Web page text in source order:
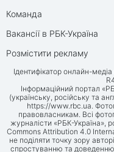
Команда
Вакансії в РБК-Україна
Розмістити рекламу
Ідентифікатор онлайн-
Інформаційний портал
(українську, російську та
https://www.rbc.ua.
правовласникам. Всі
журналісти «РБК-Україна»,
Commons Attribution 4.0
не поділяти точку зору
спростуванню та доведенню